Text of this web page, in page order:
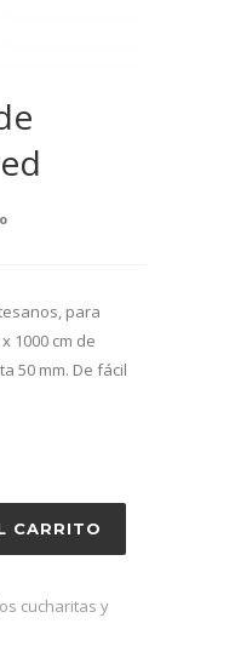
para
1000 cm de
50 mm. De fácil
CARRITO
cucharitas y